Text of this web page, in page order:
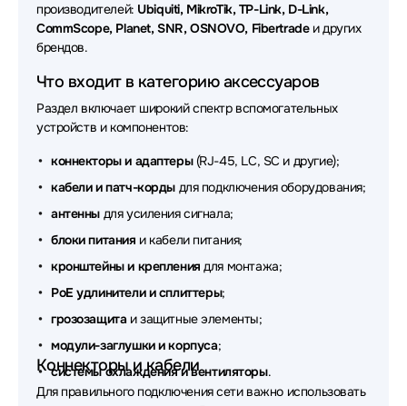
Аксессуары для сетевого оборудования Fibertrade
Аксессуары для сетевого оборудования Mellanox
Аксессуары для сетевого оборудования LR-Link
Аксессуары для сетевого оборудования TP-Link
Аксессуары для сетевого оборудования Planet
Аксессуары для сетевого оборудования OSNOVO
Аксессуары для сетевого оборудования
ADVANTECH
Аксессуары для сетевого оборудования Origo
Аксессуары для сетевого оборудования Supermicro
производителей: Ubiquiti, MikroTik, TP-Link, D-Link,
CommScope, Planet, SNR, OSNOVO, Fibertradeи других
брендов.
Что входит в категорию аксессуаров
Раздел включает широкий спектр вспомогательных
устройств и компонентов:
коннекторы и адаптеры(RJ-45, LC, SC и другие);
кабели и патч-корды для подключения оборудования;
антенны для усиления сигнала;
блоки питания и кабели питания;
кронштейны и крепления для монтажа;
PoE удлинители и сплиттеры;
грозозащита и защитные элементы;
модули-заглушки и корпуса;
системы охлаждения и вентиляторы.
Коннекторы и кабели
Для правильного подключения сети важно использовать